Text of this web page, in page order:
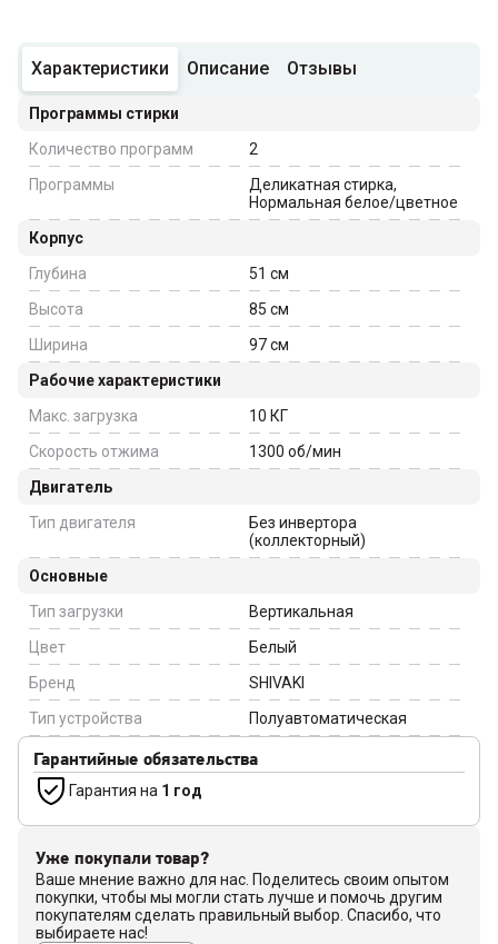
Характеристики Описание Отзывы
Программы стирки
Количество программ
2
Программы
Деликатная стирка,
Нормальная белое/цветное
Корпус
Глубина
51 см
Высота
85 см
Ширина
97см
Рабочие характеристики
Макс. загрузка
10 КГ
Скорость отжима
1300 об/мин
Двигатель
Тип двигателя
Без инвертора
(коллекторный)
Основные
Тип загрузки
Вертикальная
Цвет
Белый
Бренд
SHIVAKI
Тип устройства
Полуавтоматическая
Гарантийные обязательства
Гарантия на 1 год
Уже покупали товар?
Ваше мнение важно для нас. Поделитесь своим опытом
покупки, чтобы мы могли стать лучше и помочь другим
покупателям сделать правильный выбор. Спасибо, что
выбираете нас!